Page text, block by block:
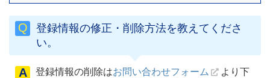
登録情報の修正・削除方法を教えてくださ
い。
登録情報の削除はお問い合わせフォーム
より下